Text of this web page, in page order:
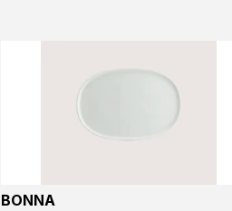
BONNA